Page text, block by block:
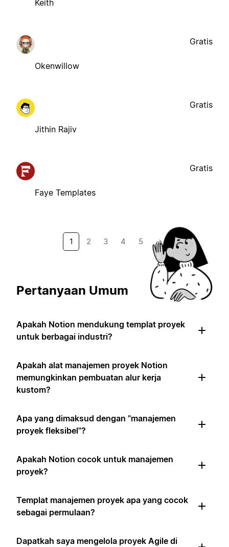
Keith
Okenwillow
Gratis
Jithin Rajiv
Gratis
Faye Templates
Gratis
1 2 3 4 5 →
Pertanyaan Umum
Apakah Notion mendukung templat proyek
untuk berbagai industri?
Apakah alat manajemen proyek Notion
memungkinkan pembuatan alur kerja
kustom?
Apa yang dimaksud dengan "manajemen
proyek fleksibel"?
Apakah Notion cocok untuk manajemen
proyek?
Templat manajemen proyek apa yang cocok
sebagai permulaan?
Dapatkah saya mengelola proyek Agile di